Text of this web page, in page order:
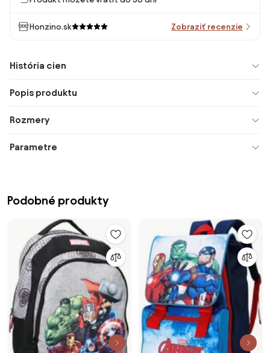
Honzino.sk Zobraziť recenzie
História cien
Popis produktu
Rozmery
Parametre
Podobné produkty